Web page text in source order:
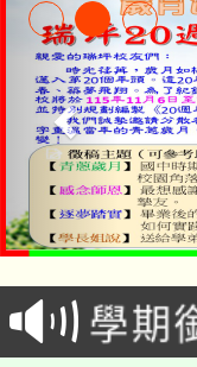
淨零
會
115
程
學期